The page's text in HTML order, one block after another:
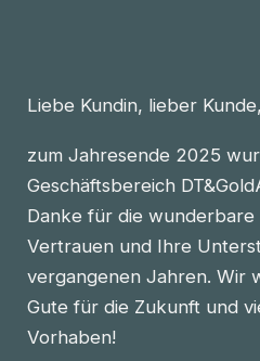
Liebe Kundin, lieber Kunde,
zum Jahresende 2025
Geschäftsbereich
Danke für die wunderbare
Vertrauen und Ihre
vergangenen Jahren. Wir
Gute für die Zukunft und
Vorhaben!